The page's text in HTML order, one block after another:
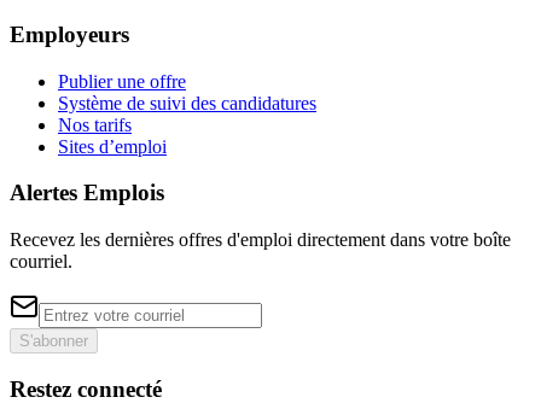
Employeurs
Publier une offre
Système de suivi des candidatures
Nos tarifs
Sites d’emploi
Alertes Emplois
Recevez les dernières offres d'emploi directement dans votre boîte
courriel.
S'abonner
Restez connecté